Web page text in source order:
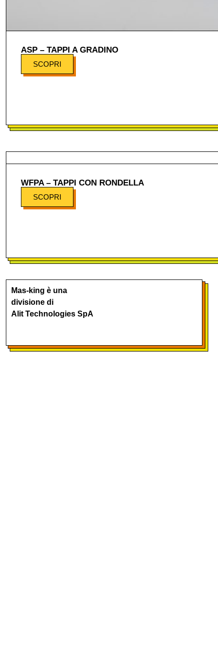
ASP – TAPPI A GRADINO
SCOPRI
WFPA – TAPPI CON RONDELLA
SCOPRI
Mas-king è una
divisione di
Alit Technologies SpA